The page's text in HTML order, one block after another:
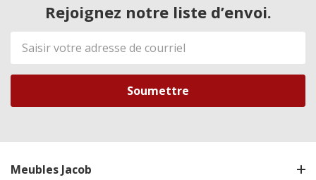
Rejoignez notre liste d’envoi.
Adresse
de
courriel
Meubles Jacob